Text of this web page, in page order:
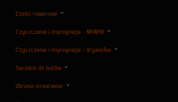
Części rowerowe
Czyszczenie i impregnacja - NIKWAX
Czyszczenie i impregnacja - OrganoTex
Saszetki do butów
Ubrania streetwear